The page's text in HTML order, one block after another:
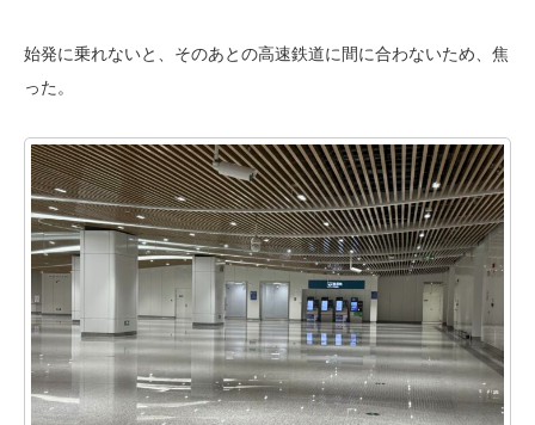
始発に乗れないと、そのあとの高速鉄道に間に合わないため、焦
った。